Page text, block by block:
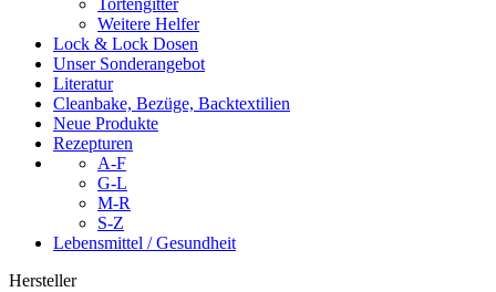
Tortengitter
Weitere Helfer
Lock & Lock Dosen
Unser Sonderangebot
Literatur
Cleanbake, Bezüge, Backtextilien
Neue Produkte
Rezepturen
A-F
G-L
M-R
S-Z
Lebensmittel / Gesundheit
Hersteller